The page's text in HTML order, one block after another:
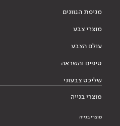
מניפת הגוונים
מוצרי צבע
עולם הצבע
טיפים והשראה
שליכט צבעוני
מוצרי בנייה
מוצרי בנייה